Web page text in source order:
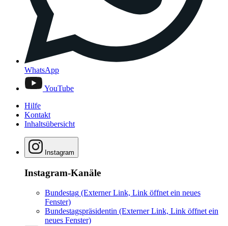
WhatsApp
YouTube
Hilfe
Kontakt
Inhaltsübersicht
Instagram
Instagram-Kanäle
Bundestag (Externer Link, Link öffnet ein neues
Fenster)
Bundestagspräsidentin (Externer Link, Link öffnet ein
neues Fenster)